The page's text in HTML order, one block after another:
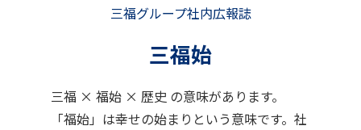
三福グループ社内広報誌
三福始
三福 × 福始 × 歴史 の意味があります。
「福始」は幸せの始まりという意味です。社